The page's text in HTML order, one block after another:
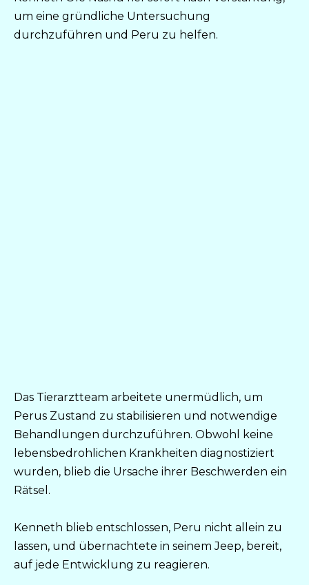
um eine gründliche Untersuchung
durchzuführen und Peru zu helfen.
Das Tierarztteam arbeitete unermüdlich, um
Perus Zustand zu stabilisieren und notwendige
Behandlungen durchzuführen. Obwohl keine
lebensbedrohlichen Krankheiten diagnostiziert
wurden, blieb die Ursache ihrer Beschwerden ein
Rätsel.
Kenneth blieb entschlossen, Peru nicht allein zu
lassen, und übernachtete in seinem Jeep, bereit,
auf jede Entwicklung zu reagieren.